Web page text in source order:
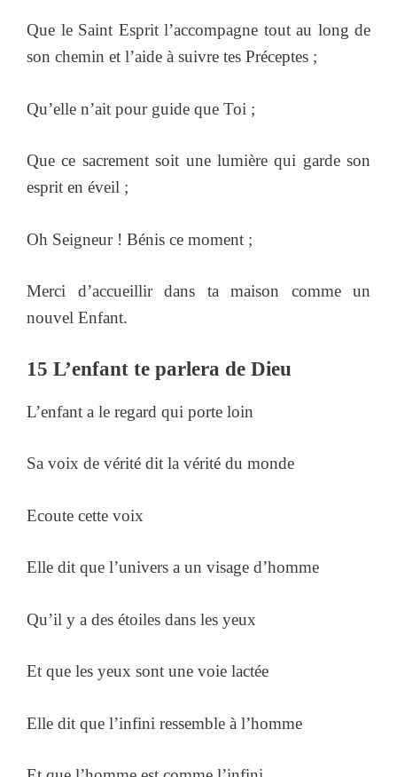
Que le Saint Esprit l’accompagne tout au long de
son chemin et l’aide à suivre tes Préceptes ;
Qu’elle n’ait pour guide que Toi ;
Que ce sacrement soit une lumière qui garde son
esprit en éveil ;
Oh Seigneur ! Bénis ce moment ;
Merci d’accueillir dans ta maison comme un
nouvel Enfant.
15 L’enfant te parlera de Dieu
L’enfant a le regard qui porte loin
Sa voix de vérité dit la vérité du monde
Ecoute cette voix
Elle dit que l’univers a un visage d’homme
Qu’il y a des étoiles dans les yeux
Et que les yeux sont une voie lactée
Elle dit que l’infini ressemble à l’homme